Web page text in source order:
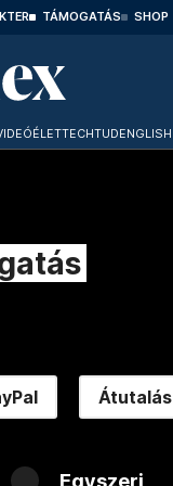
TÁMOGATÁS SHOP
ÉLETTECHTUDENGLISH
Átutalás
Egyszeri